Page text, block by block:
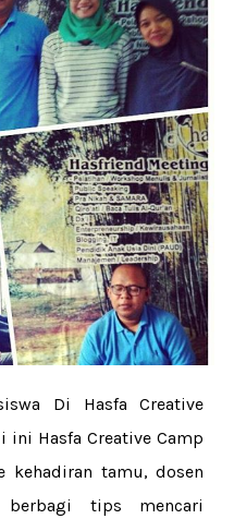
Di Hasfa Creative
Hasfa Creative Camp
kehadiran tamu, dosen
berbagi tips mencari